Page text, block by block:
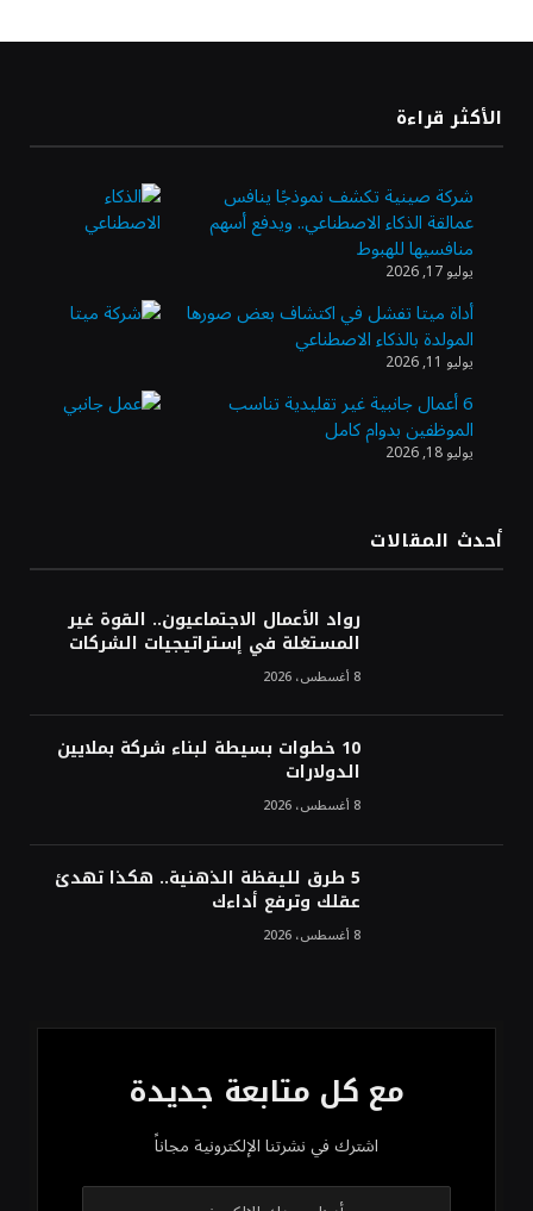
«طيران الرياض» يدشن أولى رحلاته إلى مومباي
ويضيف الوجهة التشغيلية الثامنة
وزير الاستثمار: الموافقة على رخصة مزاولة
الأنشطة المالية عابرة الحدود تطوير للبيئة
الاستثمارية
الذهب يسجل أعلى مستوى في أسبوعين بدعم
من تراجع الدولار
الدولار الأمريكي يتراجع قرب أدنى مستوياته
ترقب تطورات الوساطة بشأن الحرب
الأكثر قراءة
شركة صينية تكشف نموذجًا ينافس
عمالقة الذكاء الاصطناعي.. ويدفع أسهم
منافسيها للهبوط
يوليو 17, 2026
أداة ميتا تفشل في اكتشاف بعض صورها
المولدة بالذكاء الاصطناعي
يوليو 11, 2026
6 أعمال جانبية غير تقليدية تناسب
الموظفين بدوام كامل
يوليو 18, 2026
أحدث المقالات
رواد الأعمال الاجتماعيون.. القوة غير
المستغلة في إستراتيجيات الشركات
8 أغسطس، 2026
10 خطوات بسيطة لبناء شركة بملايين
الدولارات
8 أغسطس، 2026
5 طرق لليقظة الذهنية.. هكذا تهدئ
عقلك وترفع أداءك
8 أغسطس، 2026
مع كل متابعة جديدة
اشترك في نشرتنا الإلكترونية مجاناً